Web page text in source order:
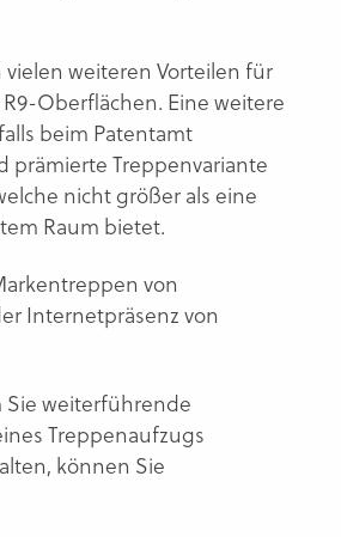
weiteren Vorteilen für
Oberflächen. Eine weitere
beim Patentamt
prämierte Treppenvariante
nicht größer als eine
Raum bietet.
von
Internetpräsenz von
Sie weiterführende
Treppenaufzugs
können Sie